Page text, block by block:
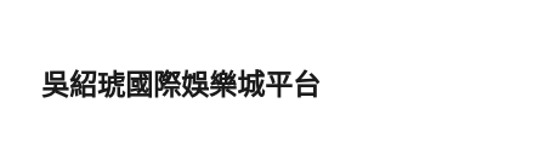
吳紹琥國際娛樂城平台